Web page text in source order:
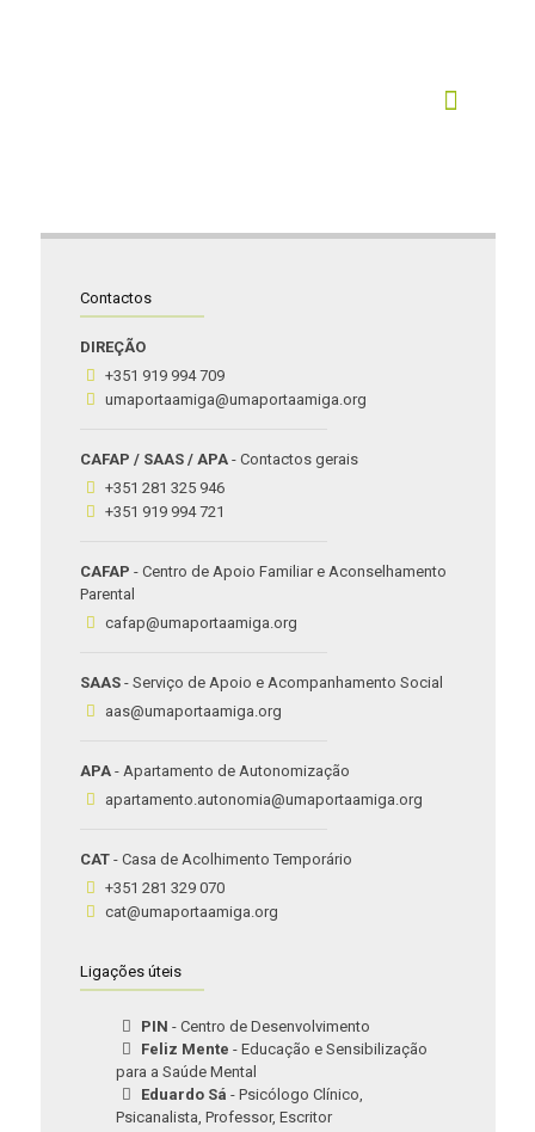
Contactos
DIREÇÃO
+351 919 994 709
umaportaamiga@umaportaamiga.org
CAFAP / SAAS / APA - Contactos gerais
+351 281 325 946
+351 919 994 721
CAFAP - Centro de Apoio Familiar e Aconselhamento
Parental
cafap@umaportaamiga.org
SAAS - Serviço de Apoio e Acompanhamento Social
aas@umaportaamiga.org
APA - Apartamento de Autonomização
apartamento.autonomia@umaportaamiga.org
CAT - Casa de Acolhimento Temporário
+351 281 329 070
cat@umaportaamiga.org
Ligações úteis
PIN - Centro de Desenvolvimento
Feliz Mente - Educação e Sensibilização
para a Saúde Mental
Eduardo Sá - Psicólogo Clínico,
Psicanalista, Professor, Escritor